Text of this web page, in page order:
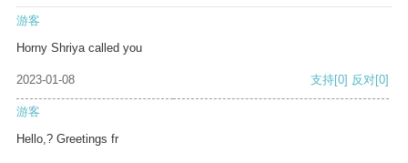
游客
Horny Shriya called you
2023-01-08 支持[0] 反对[0]
游客
Hello,? Greetings fr